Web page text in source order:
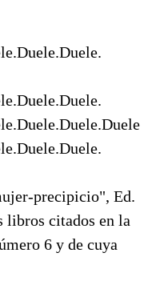
precipicio", Ed.
libros citados en la
6 y de cuya